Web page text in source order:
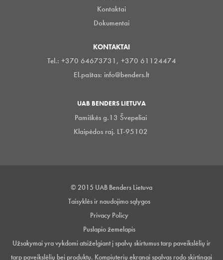
Kontaktai
Dokumentai
KONTAKTAI
Tel.: +370 64673731, +370 61124474
El.paštas: info@benders.lt
UAB BENDERS LIETUVA
Pamiškės g.13 Švepeliai
Klaipėdos raj. LT-95102
© 2015 UAB Benders Lietuva
Taisyklės ir naudojimo sąlygos
Privacy Policy
Puslapio žemelapis
Užsakymai yra vykdomi atsiželgiant į spalvų skirtumus tarp paveikslėlių ir
tarp paveikslėlių bei produktų. Kompiuterių ekranai spalvas rodo skirtingai